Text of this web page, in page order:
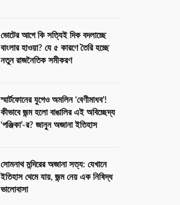
ভোটের আগে কি সত্যিই দিক বদলাচ্ছে
বাংলার হাওয়া? যে ৫ কারণে তৈরি হচ্ছে
নতুন রাজনৈতিক সমীকরণ
স্মার্টফোনের যুগেও অমলিন ‘বেণীমাধব’!
কীভাবে জন্ম হলো বাঙালির এই অবিচ্ছেদ্য
‘পঞ্জিকা’-র? জানুন অজানা ইতিহাস
সোমনাথ মন্দিরের অজানা সত্য: যেখানে
ইতিহাস থেমে যায়, জন্ম নেয় এক নিষিদ্ধ
ভালোবাসা